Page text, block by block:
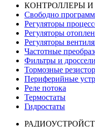
КОНТРОЛЛЕРЫ И
Свободно
Регуляторы
Регуляторы
Регуляторы
Частотные
Фильтры и дроссели
Тормозные
Периферийные
Реле потока
Термостаты
Гидростаты